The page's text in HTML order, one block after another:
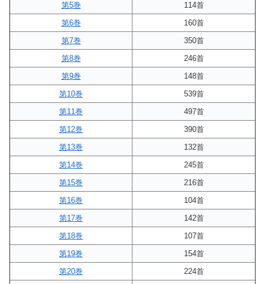
第5巻
114首
第6巻
160首
第7巻
350首
第8巻
246首
第9巻
148首
第10巻
539首
第11巻
497首
第12巻
390首
第13巻
132首
第14巻
245首
第15巻
216首
第16巻
104首
第17巻
142首
第18巻
107首
第19巻
154首
第20巻
224首